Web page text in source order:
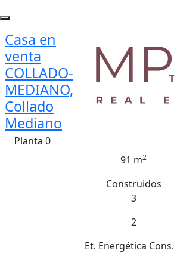
Casa en
venta
COLLADO-
MEDIANO,
Collado
Mediano
Planta 0
91 m2
Construidos
3
2
Et. Energética Cons.